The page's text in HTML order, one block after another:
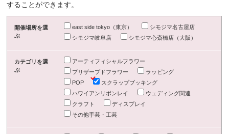
することができます。
開催場所を選
ぶ
east side tokyo（東京）
シモジマ名古屋店
シモジマ岐阜店
シモジマ心斎橋店（大阪）
カテゴリを選
ぶ
アーティフィシャルフラワー
プリザーブドフラワー
ラッピング
POP
スクラップブッキング
ハワイアンリボンレイ
ウェディング関連
クラフト
ディスプレイ
その他手芸・工芸